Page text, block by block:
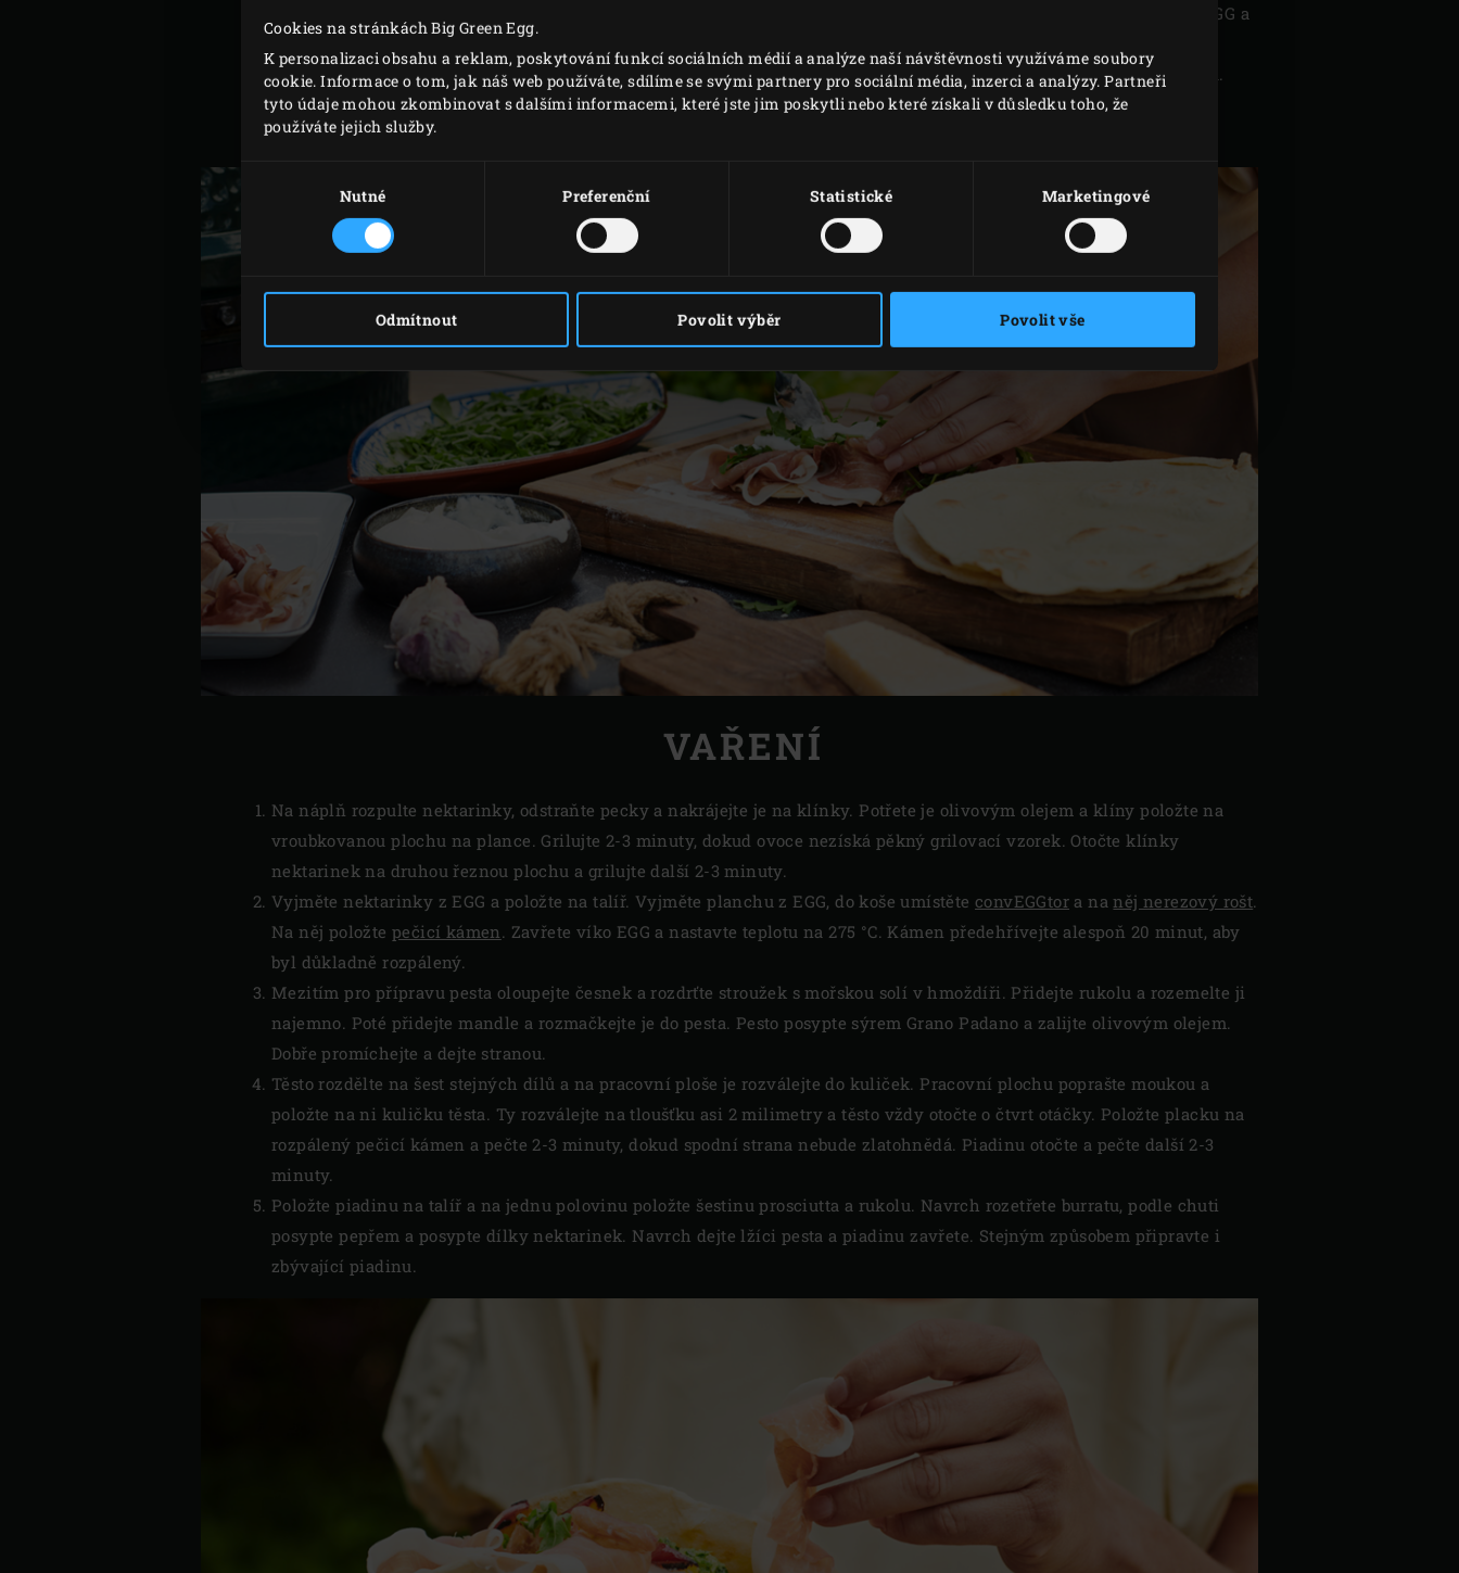
Cookies na stránkách Big Green Egg.
K personalizaci obsahu a reklam, poskytování funkcí sociálních médií a analýze naší návštěvnosti využíváme soubory
cookie. Informace o tom, jak náš web používáte, sdílíme se svými partnery pro sociální média, inzerci a analýzy. Partneři
tyto údaje mohou zkombinovat s dalšími informacemi, které jste jim poskytli nebo které získali v důsledku toho, že
používáte jejich služby.
Nutné Preferenční Statistické Marketingové
Odmítnout Povolit výběr Povolit vše
, umístěte do EGG a
předehřívejte 10 minut.
Mezitím přidejte všechny ingredience na piadinu do mísy a dobře promíchejte, dokud se nevytvoří kompaktní hmota.
Těsto položte na pracovní plochu a asi 5 minut hněťte do vláčného a pružného těsta. Těsto vložte do mísy, přikryjte
potravinovou fólií a nechte ho alespoň 10 minut odpočívat.
VAŘENÍ
Na náplň rozpulte nektarinky, odstraňte pecky a nakrájejte je na klínky. Potřete je olivovým olejem a klíny položte na
vroubkovanou plochu na plance. Grilujte 2-3 minuty, dokud ovoce nezíská pěkný grilovací vzorek. Otočte klínky
nektarinek na druhou řeznou plochu a grilujte další 2-3 minuty.
Vyjměte nektarinky z EGG a položte na talíř. Vyjměte planchu z EGG, do koše umístěte convEGGtor a naněj nerezový rošt.
Na něj položtepečicí kámen. Zavřete víko EGG a nastavte teplotu na 275 °C. Kámen předehřívejte alespoň 20 minut, aby
byl důkladně rozpálený.
Mezitím pro přípravu pesta oloupejte česnek a rozdrťte stroužek s mořskou solí v hmoždíři. Přidejte rukolu a rozemelte ji
najemno. Poté přidejte mandle a rozmačkejte je do pesta. Pesto posypte sýrem Grano Padano a zalijte olivovým olejem.
Dobře promíchejte a dejte stranou.
Těsto rozdělte na šest stejných dílů a na pracovní ploše je rozválejte do kuliček. Pracovní plochu poprašte moukou a
položte na ni kuličku těsta. Ty rozválejte na tloušťku asi 2 milimetry a těsto vždy otočte o čtvrt otáčky. Položte placku na
rozpálený pečicí kámen a pečte 2-3 minuty, dokud spodní strana nebude zlatohnědá. Piadinu otočte a pečte další 2-3
minuty.
Položte piadinu na talíř a na jednu polovinu položte šestinu prosciutta a rukolu. Navrch rozetřete burratu, podle chuti
posypte pepřem a posypte dílky nektarinek. Navrch dejte lžíci pesta a piadinu zavřete. Stejným způsobem připravte i
zbývající piadinu.